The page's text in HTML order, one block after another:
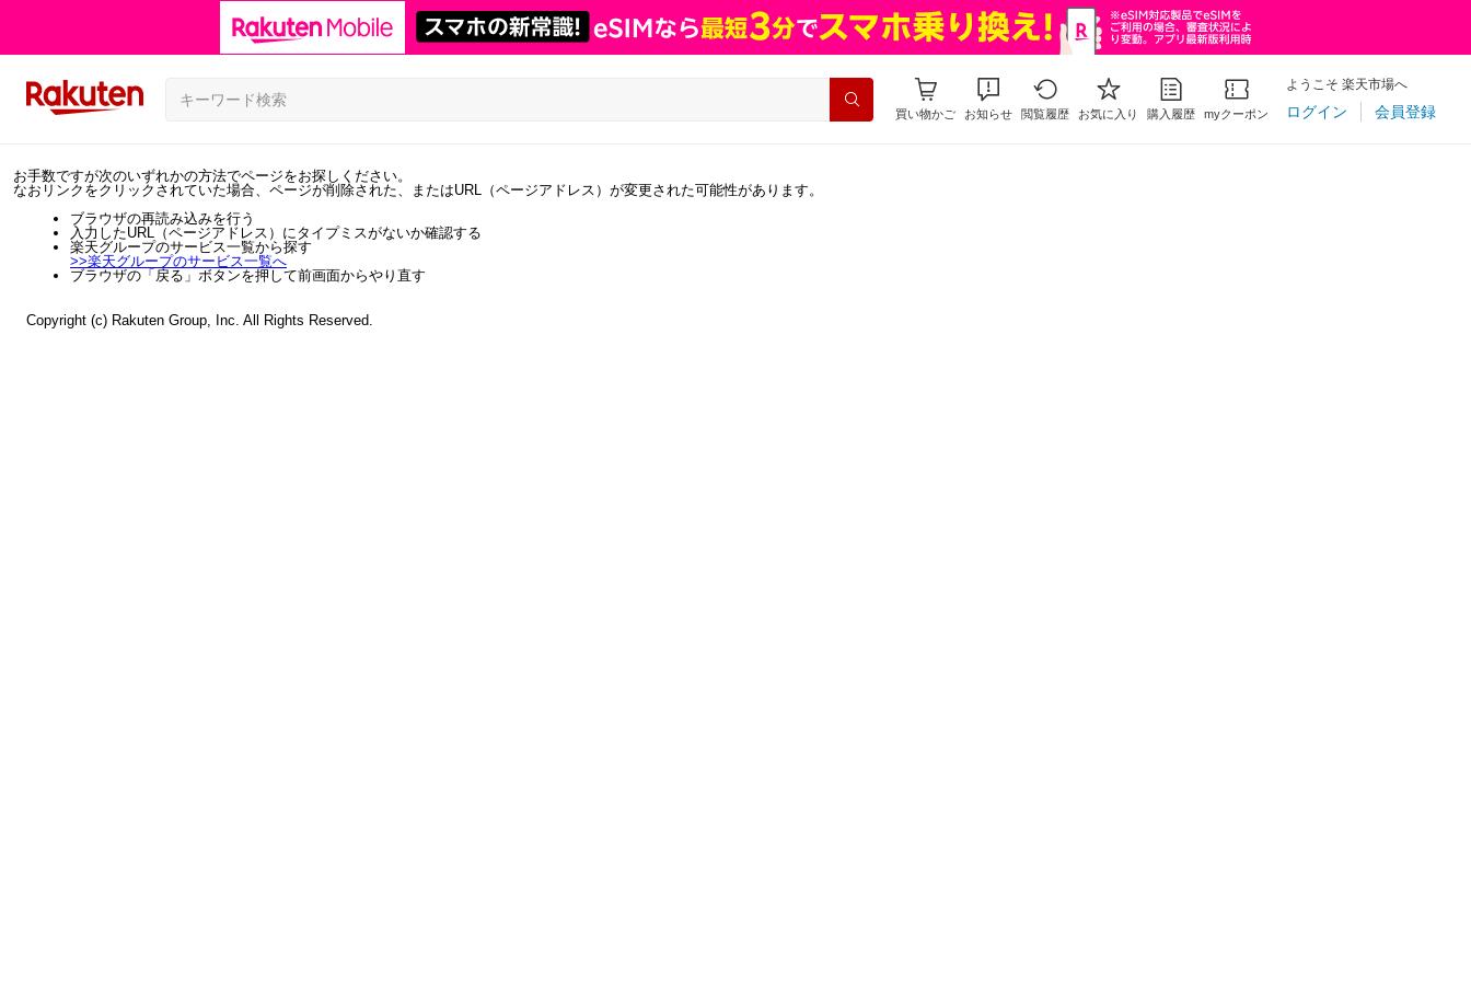
買い物かご お知らせ 閲覧履歴 お気に入り 購入履歴 myクーポン
ようこそ 楽天市場へ
ログイン 会員登録
お手数ですが次のいずれかの方法でページをお探しください。
なおリンクをクリックされていた場合、ページが削除された、またはURL（ページアドレス）が変更された可能性があります。
ブラウザの再読み込みを行う
入力したURL（ページアドレス）にタイプミスがないか確認する
楽天グループのサービス一覧から探す
>>楽天グループのサービス一覧へ
ブラウザの「戻る」ボタンを押して前画面からやり直す
Copyright (c) Rakuten Group, Inc. All Rights Reserved.